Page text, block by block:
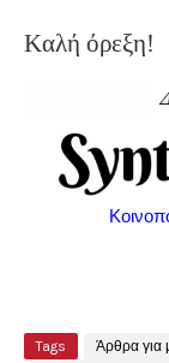
Καλή όρεξη!
Tags Άρθρα για